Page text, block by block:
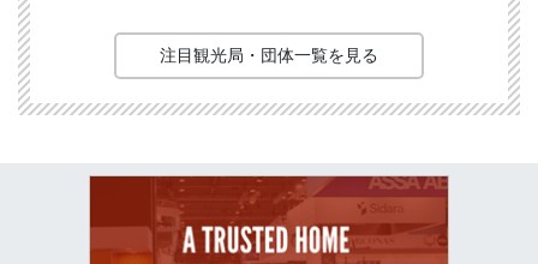
注目観光局・団体一覧を見る